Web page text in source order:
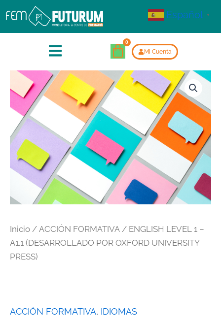
Mi Cuenta
Inicio / ACCIÓN FORMATIVA / ENGLISH LEVEL 1 –
A1.1 (DESARROLLADO POR OXFORD UNIVERSITY
PRESS)
ACCIÓN FORMATIVA, IDIOMAS
Español ▼